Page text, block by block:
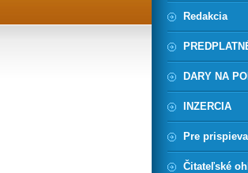
Redakcia
DARY NA
INZERCIA
Pre
Čitateľské